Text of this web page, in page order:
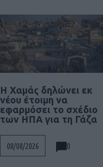
Η Χαμάς δηλώνει εκ
νέου έτοιμη να
εφαρμόσει το σχέδιο
των ΗΠΑ για τη Γάζα
08/08/2026 0